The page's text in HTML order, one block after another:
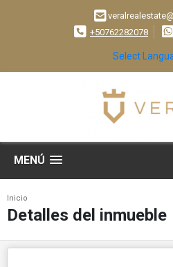
+50762282078
Select
MENÚ
Inicio
Detalles del inmueble